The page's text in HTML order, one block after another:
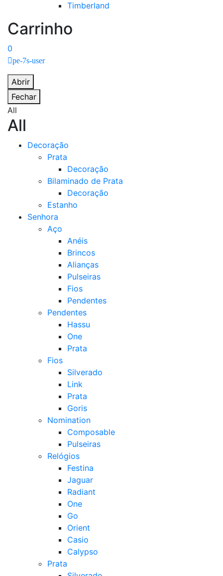
Timberland
Carrinho
0
pe-7s-user
Abrir
Fechar
All
All
Decoração
Prata
Decoração
Bilaminado de Prata
Decoração
Estanho
Senhora
Aço
Anéis
Brincos
Alianças
Pulseiras
Fios
Pendentes
Pendentes
Hassu
One
Prata
Fios
Silverado
Link
Prata
Goris
Nomination
Composable
Pulseiras
Relógios
Festina
Jaguar
Radiant
One
Go
Orient
Casio
Calypso
Prata